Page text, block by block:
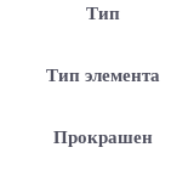
Тип
Тип элемента
Прокрашен